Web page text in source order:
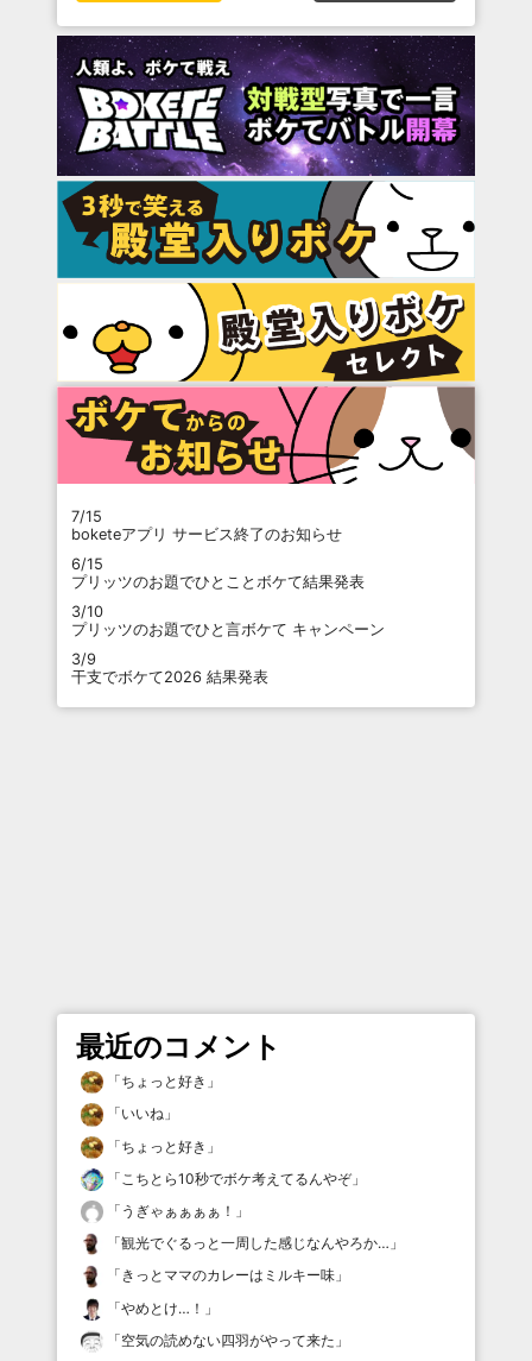
7/15
boketeアプリ サービス終了のお知らせ
6/15
プリッツのお題でひとことボケて結果発表
3/10
プリッツのお題でひと言ボケて キャンペーン
3/9
干支でボケて2026 結果発表
最近のコメント
「ちょっと好き 」
「いいね 」
「ちょっと好き 」
「 こちとら10秒でボケ考えてるんやぞ」
「 うぎゃぁぁぁぁ！ 」
「観光でぐるっと一周した感じなんやろか… 」
「 きっとママのカレーはミルキー味 」
「やめとけ…！ 」
「空気の読めない四羽がやって来た 」